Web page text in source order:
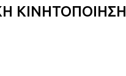
ΚΙΝΗΤΟΠΟΙΗΣΗ